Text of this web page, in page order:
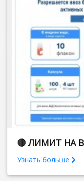
🔴 ЛИМИТ НА
Узнать больше